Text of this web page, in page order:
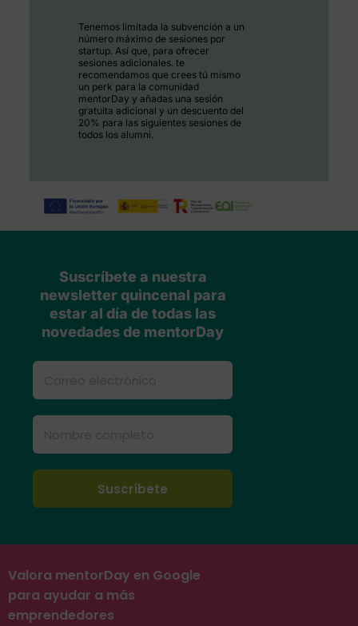
Tenemos limitada la subvención a un
número máximo de sesiones por
startup. Así que, para ofrecer
sesiones adicionales. te
recomendamos que crees tú mismo
un perk para la comunidad
mentorDay y añadas una sesión
gratuita adicional y un descuento del
20% para las siguientes sesiones de
todos los alumni.
Suscríbete a nuestra
newsletter quincenal para
estar al día de todas las
novedades de mentorDay
Valora mentorDay en Google
para ayudar a más
emprendedores